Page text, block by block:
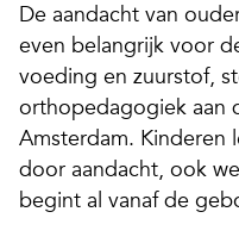
De aandacht van
even belangrijk voor
voeding en zuurstof,
orthopedagogiek aan
Amsterdam. Kinderen
door aandacht, ook
begint al vanaf de